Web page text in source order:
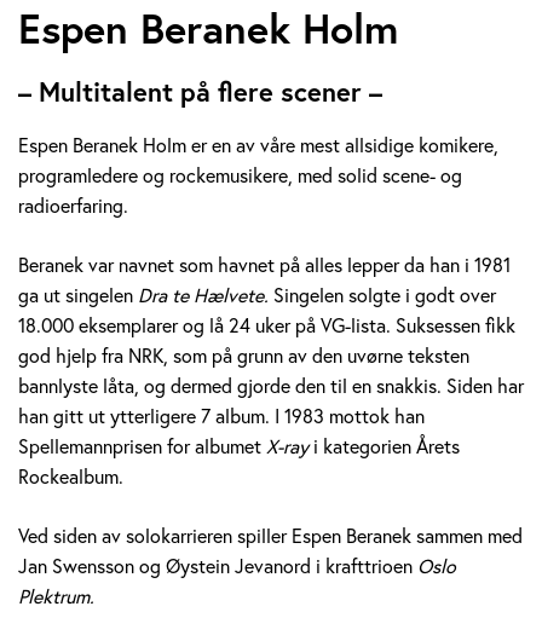
E
p
e
n
B
e
r
a
n
e
k
H
Espen Beranek Holm
– Multitalent på flere scener –
Espen Beranek Holm er en av våre mest allsidige komikere,
programledere og rockemusikere, med solid scene- og
radioerfaring.
Beranek var navnet som havnet på alles lepper da han i 1981
ga ut singelen Dra te Hælvete. Singelen solgte i godt over
18.000 eksemplarer og lå 24 uker på VG-lista. Suksessen fikk
god hjelp fra NRK, som på grunn av den uvørne teksten
bannlyste låta, og dermed gjorde den til en snakkis. Siden har
han gitt ut ytterligere 7 album. I 1983 mottok han
Spellemannprisen for albumetX-rayi kategorien Årets
Rockealbum.
Ved siden av solokarrieren spiller Espen Beranek sammen med
Jan Swensson og Øystein Jevanord i krafttrioen Oslo
Plektrum.